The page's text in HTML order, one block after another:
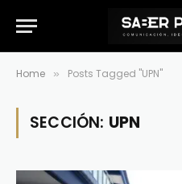
Home » Posts Tagged "UPN"
SECCIÓN: UPN